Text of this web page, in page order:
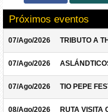
Próximos eventos
07/Ago/2026 TRIBUTO A
07/Ago/2026
07/Ago/2026 TIO PEPE
08/Ago/2026 RUTA VISITA